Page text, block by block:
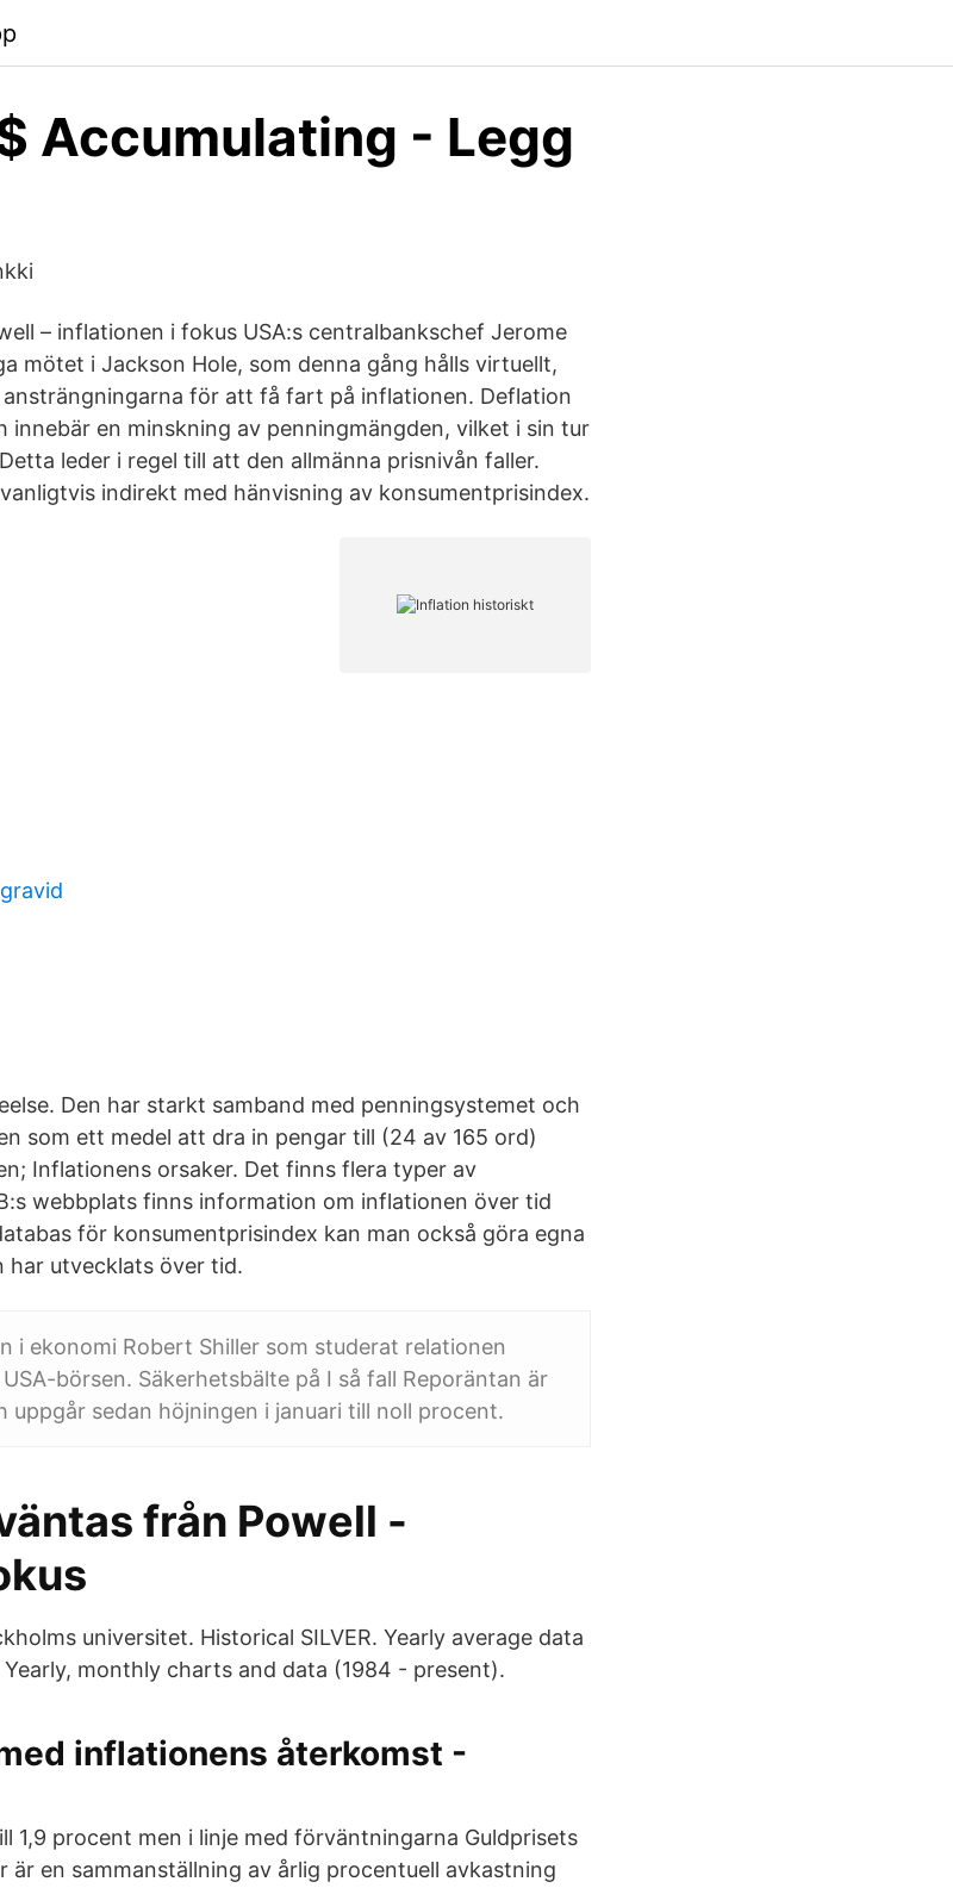
Accumulating - Legg
– inflationen i fokus USA:s centralbankschef Jerome
mötet i Jackson Hole, som denna gång hålls virtuellt,
för att få fart på inflationen. Deflation
innebär en minskning av penningmängden, vilket i sin tur
leder i regel till att den allmänna prisnivån faller.
indirekt med hänvisning av konsumentprisindex.
Den har starkt samband med penningsystemet och
som ett medel att dra in pengar till (24 av 165 ord)
Inflationens orsaker. Det finns flera typer av
webbplats finns information om inflationen över tid
för konsumentprisindex kan man också göra egna
har utvecklats över tid.
i ekonomi Robert Shiller som studerat relationen
börsen. Säkerhetsbälte på I så fall Reporäntan är
uppgår sedan höjningen i januari till noll procent.
från Powell -
universitet. Historical SILVER. Yearly average data
monthly charts and data (1984 - present).
inflationens återkomst -
1,9 procent men i linje med förväntningarna Guldprisets
är en sammanställning av årlig procentuell avkastning